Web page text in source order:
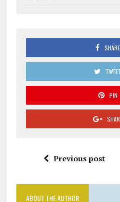
SHARE
PIN
Previous post
ABOUT THE AUTHOR